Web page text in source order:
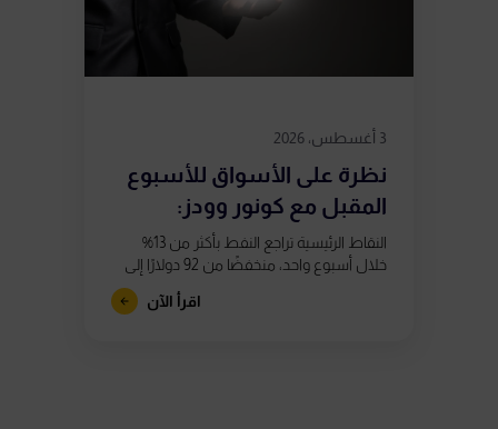
3 أغسطس، 2026
نظرة على الأسواق للأسبوع
المقبل مع كونور وودز:
استمرار التقلبات...
النقاط الرئيسية تراجع النفط بأكثر من 13%
خلال أسبوع واحد، منخفضًا من 92 دولارًا إلى
ما دون 80 دولارًا، بعد تقارير تشير إلى اقتراب
اقرأ الآن